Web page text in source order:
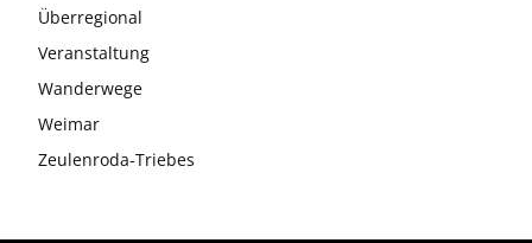
Überregional
Veranstaltung
Wanderwege
Weimar
Zeulenroda-Triebes